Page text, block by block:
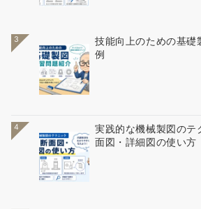
3
技能向上のための基礎
例
4
実践的な機械製図の
面図・詳細図の使い方